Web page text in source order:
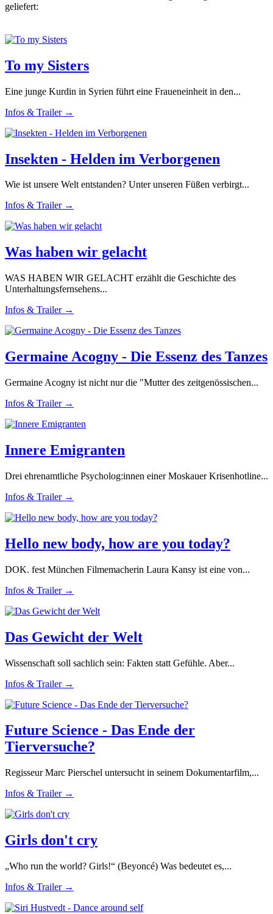
geliefert:
To my Sisters
Eine junge Kurdin in Syrien führt eine Fraueneinheit in den...
Infos & Trailer →
Insekten - Helden im Verborgenen
Wie ist unsere Welt entstanden? Unter unseren Füßen verbirgt...
Infos & Trailer →
Was haben wir gelacht
WAS HABEN WIR GELACHT erzählt die Geschichte des
Unterhaltungsfernsehens...
Infos & Trailer →
Germaine Acogny - Die Essenz des Tanzes
Germaine Acogny ist nicht nur die "Mutter des zeitgenössischen...
Infos & Trailer →
Innere Emigranten
Drei ehrenamtliche Psycholog:innen einer Moskauer Krisenhotline...
Infos & Trailer →
Hello new body, how are you today?
DOK. fest München Filmemacherin Laura Kansy ist eine von...
Infos & Trailer →
Das Gewicht der Welt
Wissenschaft soll sachlich sein: Fakten statt Gefühle. Aber...
Infos & Trailer →
Future Science - Das Ende der
Tierversuche?
Regisseur Marc Pierschel untersucht in seinem Dokumentarfilm,...
Infos & Trailer →
Girls don't cry
„Who run the world? Girls!“ (Beyoncé) Was bedeutet es,...
Infos & Trailer →